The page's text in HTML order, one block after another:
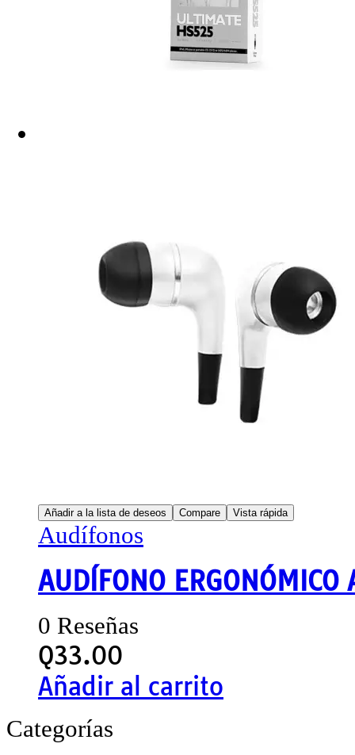
Añadir a la lista de deseos Compare Vista rápida
Audífonos
AUDÍFONO
0 Reseñas
Q33.00
Añadir al carrito
Categorías